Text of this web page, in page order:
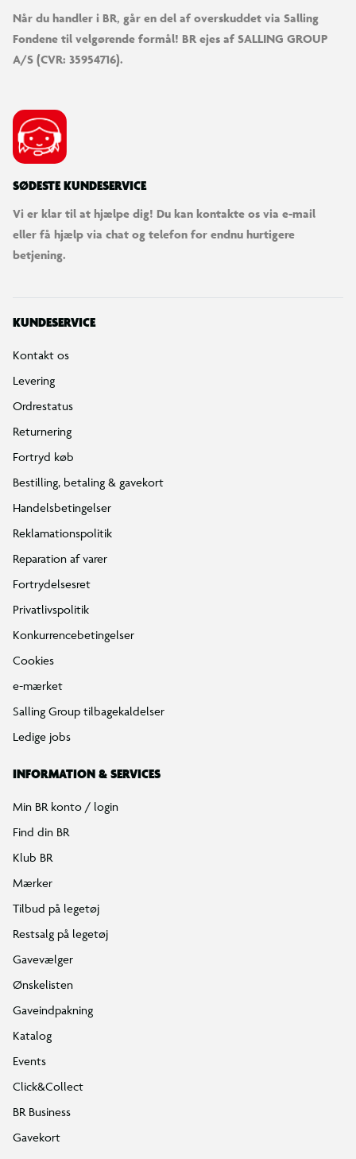
Når du handler i BR, går en del af overskuddet via Salling
Fondene til velgørende formål! BR ejes af SALLING GROUP
A/S (CVR: 35954716).
SØDESTE KUNDESERVICE
Vi er klar til at hjælpe dig! Du kan kontakte os via e-mail
eller få hjælp via chat og telefon for endnu hurtigere
betjening.
KUNDESERVICE
Kontakt os
Levering
Ordrestatus
Returnering
Fortryd køb
Bestilling, betaling & gavekort
Handelsbetingelser
Reklamationspolitik
Reparation af varer
Fortrydelsesret
Privatlivspolitik
Konkurrencebetingelser
Cookies
e-mærket
Salling Group tilbagekaldelser
Ledige jobs
INFORMATION & SERVICES
Min BR konto / login
Find din BR
Klub BR
Mærker
Tilbud på legetøj
Restsalg på legetøj
Gavevælger
Ønskelisten
Gaveindpakning
Katalog
Events
Click&Collect
BR Business
Gavekort